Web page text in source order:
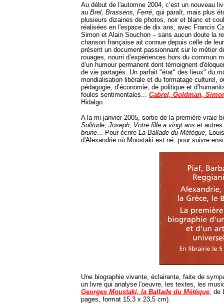
Au début de l'automne 2004, c’est un nouveau
au Brel, Brassens, Ferré, qui paraît, mais plus
plusieurs dizaines de photos, noir et blanc et
réalisées en l'espace de dix ans, avec Francis
Simon et Alain Souchon – sans aucun doute la
chanson française ait connue depuis celle de
présent un document passionnant sur le métier
rouages, nourri d’expériences hors du commun
d’un humour permanent dont témoignent
de vie partagés. Un parfait "état" des lieux" du
mondialisation libérale et du formatage culturel,
pédagogie, d’économie, de politique et
foules sentimentales... Cabrel, Goldman,
Hidalgo.
A la mi-janvier 2005, sortie de la première vraie
Solitude, Joseph, Votre fille a vingt ans et
brune... Pour écrire La Ballade du Métèque,
d'Alexandrie où Moustaki est né, pour suivre
Une biographie vivante, éclairante, faite de
un livre qui analyse l'oeuvre, les textes, les
Georges Moustaki, la Ballade du Métèque, de
pages, format 15,3 x 23,5 cm).